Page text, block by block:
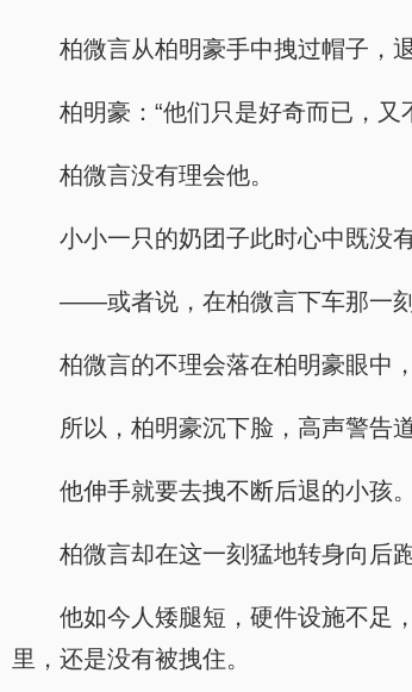
柏微言从柏明豪手中拽过帽子，
柏明豪：“他们只是好奇而已，
柏微言没有理会他。
小小一只的奶团子此时心中既没
——或者说，在柏微言下车那一刻
柏微言的不理会落在柏明豪眼中
所以，柏明豪沉下脸，高声警告
他伸手就要去拽不断后退的小孩。
柏微言却在这一刻猛地转身向后跑
他如今人矮腿短，硬件设施不足
里，还是没有被拽住。